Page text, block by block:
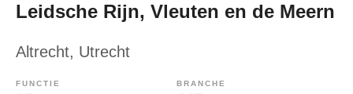
Leidsche Rijn, Vleuten en de Meern
Altrecht, Utrecht
FUNCTIE BRANCHE